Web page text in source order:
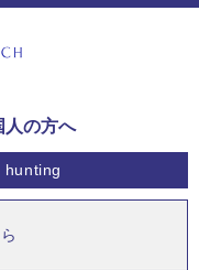
人の方へ
hunting